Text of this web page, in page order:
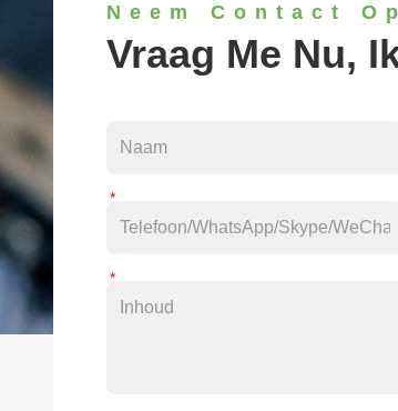
Neem Contact Op
Vraag Me Nu,